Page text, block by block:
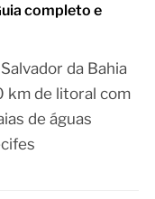
completo e
da Bahia
km de litoral com
de águas